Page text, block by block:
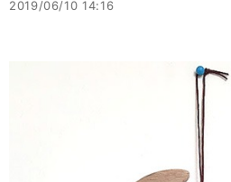
2019/06/10 14:16